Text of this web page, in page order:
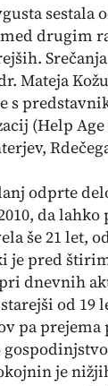
drugim
Mateja
s
(Help
odprte
da
še 21 let,
je pred
pri dnevnih
od 19
pa
je